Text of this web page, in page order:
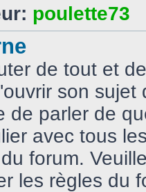
poulette73
de tout et
son sujet
de parler de
avec tous
forum.
les règles du